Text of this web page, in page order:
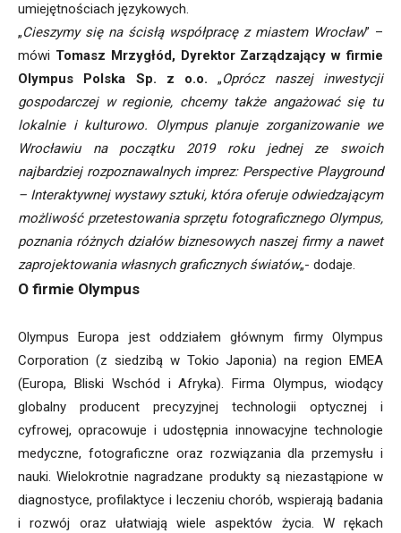
umiejętnościach językowych.
„Cieszymy się na ścisłą współpracę z miastem Wrocław” –
mówi Tomasz Mrzygłód, Dyrektor Zarządzający w firmie
Olympus Polska Sp. z o.o. „Oprócz naszej inwestycji
gospodarczej w regionie, chcemy także angażować się tu
lokalnie i kulturowo. Olympus planuje zorganizowanie we
Wrocławiu na początku 2019 roku jednej ze swoich
najbardziej rozpoznawalnych imprez: Perspective Playground
– Interaktywnej wystawy sztuki, która oferuje odwiedzającym
możliwość przetestowania sprzętu fotograficznego Olympus,
poznania różnych działów biznesowych naszej firmy a nawet
zaprojektowania własnych graficznych światów„- dodaje.
O firmie Olympus
Olympus Europa jest oddziałem głównym firmy Olympus
Corporation (z siedzibą w Tokio Japonia) na region EMEA
(Europa, Bliski Wschód i Afryka). Firma Olympus, wiodący
globalny producent precyzyjnej technologii optycznej i
cyfrowej, opracowuje i udostępnia innowacyjne technologie
medyczne, fotograficzne oraz rozwiązania dla przemysłu i
nauki. Wielokrotnie nagradzane produkty są niezastąpione w
diagnostyce, profilaktyce i leczeniu chorób, wspierają badania
i rozwój oraz ułatwiają wiele aspektów życia. W rękach